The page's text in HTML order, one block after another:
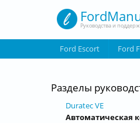
Руководства и
Ford Escort Ford
Разделы
Duratec VЕ
Автоматическая